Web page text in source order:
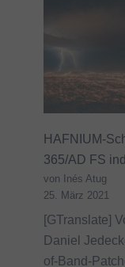
HAFNIUM-
365/AD FS
von Inés Atug
25. März 2021
[GTranslate]
Daniel
of-Band-